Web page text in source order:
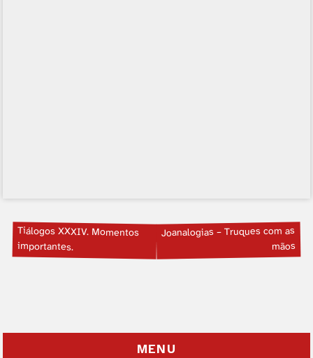
Tiálogos XXXIV. Momentos
importantes.
Joanalogias – Truques com as
mãos
MENU